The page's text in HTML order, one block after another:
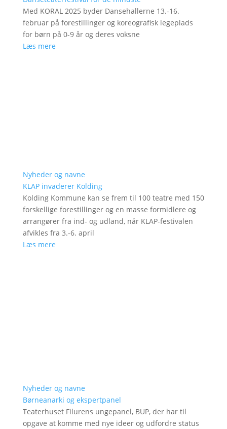
Med KORAL 2025 byder Dansehallerne 13.-16.
februar på forestillinger og koreografisk legeplads
for børn på 0-9 år og deres voksne
Læs mere
Nyheder og navne
KLAP invaderer Kolding
Kolding Kommune kan se frem til 100 teatre med 150
forskellige forestillinger og en masse formidlere og
arrangører fra ind- og udland, når KLAP-festivalen
afvikles fra 3.-6. april
Læs mere
Nyheder og navne
Børneanarki og ekspertpanel
Teaterhuset Filurens ungepanel, BUP, der har til
opgave at komme med nye ideer og udfordre status